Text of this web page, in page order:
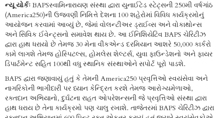
ન્યૂ યોર્કઃ BAPSસ્વામિનારાયણ સંસ્થા દ્વારા યુનાઈટેડ સ્ટેટ્સની 250મી વર્ષગાંઠ
(America250)ની ઉજવણી નિમિત્તે દેશના 100 શહેરોમાં વિવિધ કાર્યક્રમોનું
આયોજન કરવામાં આવ્યું છે, જેમાં વોલન્ટીઅર ડ્રાઈવ્સ અને વોકાથોન્સ
અને સિવિક ઈવેન્ટ્સનો સમાવેશ થાય છે. આ ઈનિશિયેટિવ BAPS ચેરિટીઝ
દ્વારા હાથ ધરાયો છે તેમજ 30 મેના વીકએન્ડ દરમિયાન આશરે 50,000 કાર્કરો
કામે લાગશે તેમજ હોસ્પિટલ્સ, હોમલેસ શેલ્ટર્સ, યુવા ફાઉન્ડેશનો અને ફાયર
ડિપાર્ટમેન્ટ સહિત 100થી વધુ સ્થાનિક સંસ્થાઓને સપોર્ટ પૂરો પાડશે.
BAPS દ્વારા જણાવાયું હતું કે તેમની America250 પ્રવૃત્તિઓ સ્વયંસેવા અને
નાગરિકોની ભાગીદારી પર ધ્યાન કેન્દ્રિત કરશે તેમજ આરોગ્યમેળાઓ,
રક્તદાન અભિયાનો, દુર્ઘટના રાહત ઓપરેશન્સની જે પ્રવૃત્તિઓ સંસ્થા દ્વારા
હાથ ધરાય છે તેના કાર્યક્રમો પણ ચાલુ રખાશે. તાજેતરમાં BAPS ચેરિટીઝ દ્વારા